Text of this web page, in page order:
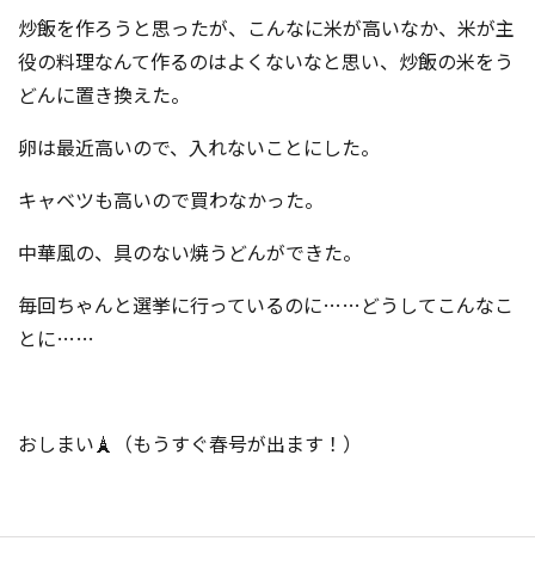
炒飯を作ろうと思ったが、こんなに米が高いなか、米が主
役の料理なんて作るのはよくないなと思い、炒飯の米をう
どんに置き換えた。
卵は最近高いので、入れないことにした。
キャベツも高いので買わなかった。
中華風の、具のない焼うどんができた。
毎回ちゃんと選挙に行っているのに……どうしてこんなこ
とに……
おしまい🗼（もうすぐ春号が出ます！）